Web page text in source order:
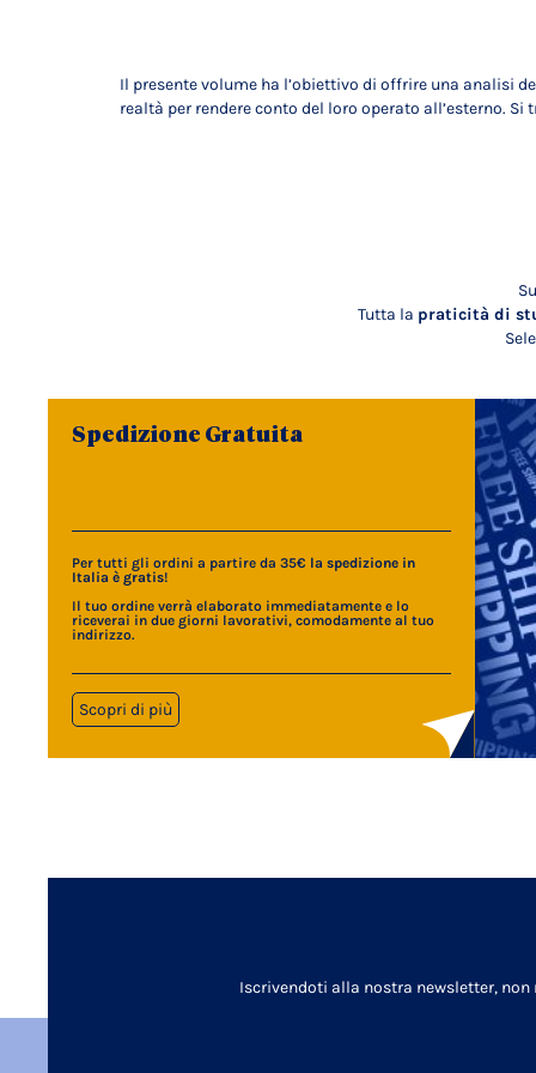
Il presente volume ha l’obiettivo di offrire una analisi
realtà per rendere conto del loro operato all’esterno.
Tutta la praticità di
Spedizione Gratuita
Per tutti gli ordini a partire da 35€ la spedizione in
Italia è gratis!
Il tuo ordine verrà elaborato immediatamente e lo
riceverai in due giorni lavorativi, comodamente al tuo
indirizzo.
Scopri di più
Iscrivendoti alla nostra newsletter,